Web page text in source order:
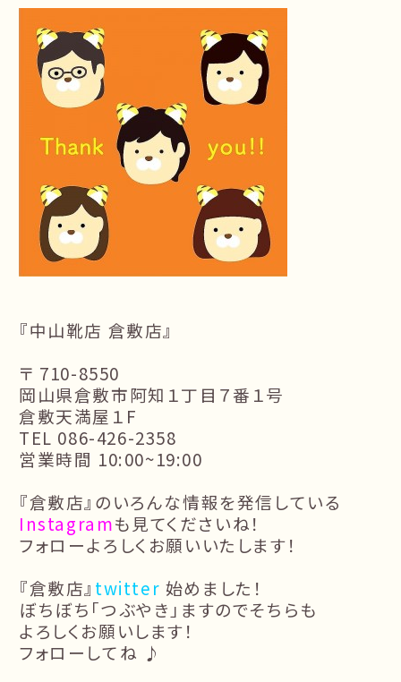
『中山靴店 倉敷店』
〒 710-8550
岡山県倉敷市阿知１丁目７番１号
倉敷天満屋１F
TEL 086-426-2358
営業時間 10:00~19:00
『倉敷店』のいろんな情報を発信している
Instagramも見てくださいね！
フォローよろしくお願いいたします！
『倉敷店』 twitter 始めました！
ぼちぼち「つぶやき」ますのでそちらも
よろしくお願いします！
フォローしてね ♪